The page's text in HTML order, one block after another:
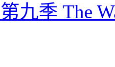
九季 The